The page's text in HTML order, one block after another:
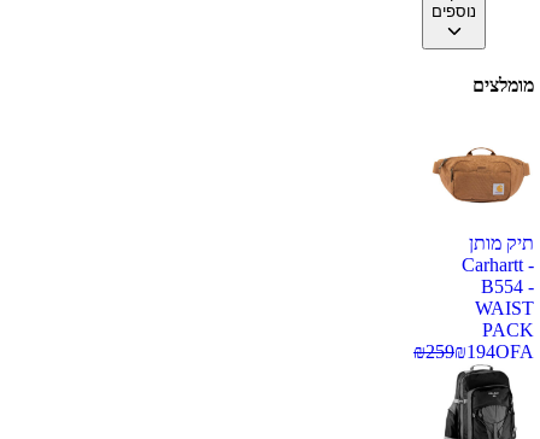
נוספים
מומלצים
תיק מותן
Carhartt -
B554 -
WAIST
PACK
OFA
₪194
₪259